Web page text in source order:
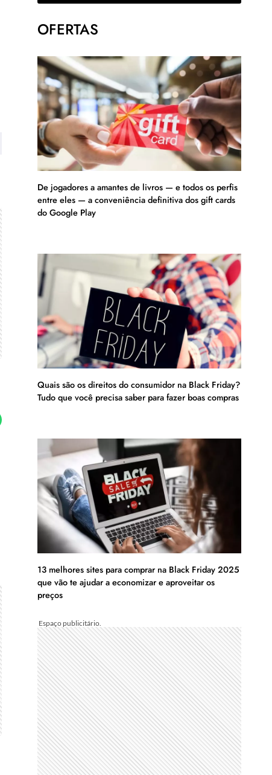
OFERTAS
De jogadores a amantes de livros — e todos os perfis
entre eles — a conveniência definitiva dos gift cards
do Google Play
Quais são os direitos do consumidor na Black Friday?
Tudo que você precisa saber para fazer boas compras
13 melhores sites para comprar na Black Friday 2025
que vão te ajudar a economizar e aproveitar os
preços